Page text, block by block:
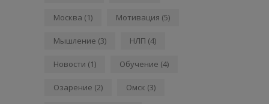
Москва (1) Мотивация (5)
Мышление (3) НЛП (4)
Новости (1) Обучение (4)
Озарение (2) Омск (3)